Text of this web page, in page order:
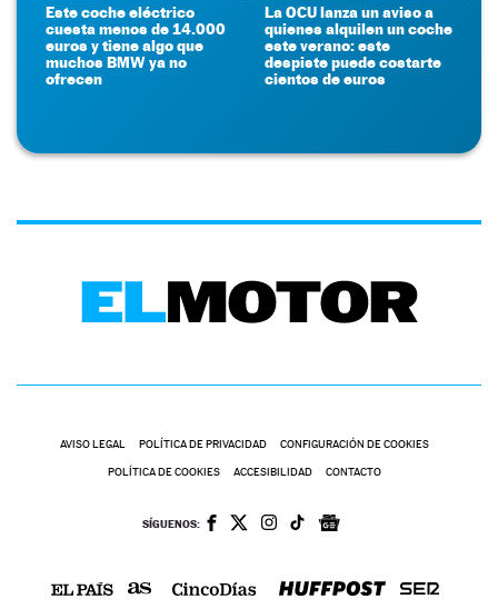
Este coche eléctrico
cuesta menos de 14.000
euros y tiene algo que
muchos BMW ya no
ofrecen
La OCU lanza un aviso a
quienes alquilen un coche
este verano: este
despiste puede costarte
cientos de euros
AVISO LEGAL POLÍTICA DE PRIVACIDAD CONFIGURACIÓN DE COOKIES
POLÍTICA DE COOKIES ACCESIBILIDAD CONTACTO
SÍGUENOS: